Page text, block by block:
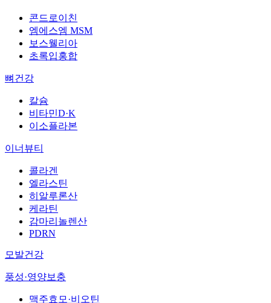
콘드로이친
엠에스엠 MSM
보스웰리아
초록입홍합
뼈건강
칼슘
비타민D·K
이소플라본
이너뷰티
콜라겐
엘라스틴
히알루론산
케라틴
감마리놀렌산
PDRN
모발건강
풍성·영양보충
맥주효모·비오틴